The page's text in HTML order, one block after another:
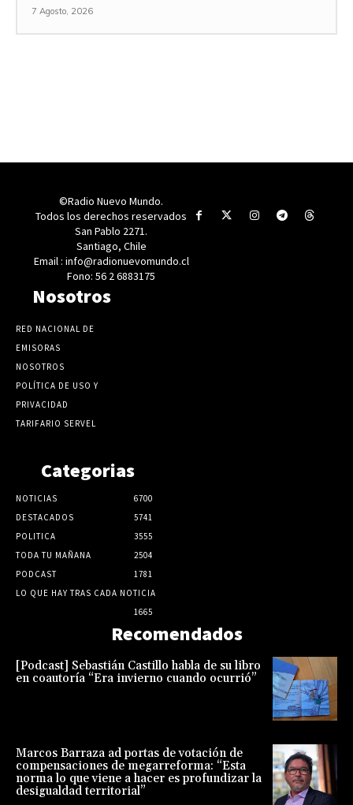
7 Agosto, 2026
©Radio Nuevo Mundo.
Todos los derechos reservados
San Pablo 2271.
Santiago, Chile
Email : info@radionuevomundo.cl
Fono: 56 2 6883175
Nosotros
RED NACIONAL DE
EMISORAS
NOSOTROS
POLÍTICA DE USO Y
PRIVACIDAD
TARIFARIO SERVEL
Categorias
NOTICIAS
6700
DESTACADOS
5741
POLITICA
3555
TODA TU MAÑANA
2504
PODCAST
1781
LO QUE HAY TRAS CADA NOTICIA
1665
Recomendados
[Podcast] Sebastián Castillo habla de su libro
en coautoría “Era invierno cuando ocurrió”
Marcos Barraza ad portas de votación de
compensaciones de megarreforma: “Esta
norma lo que viene a hacer es profundizar la
desigualdad territorial”